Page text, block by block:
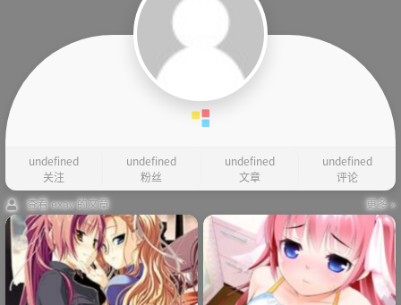
undefined
关注
undefined
粉丝
undefined
文章
undefined
评论
查看 exav 的文章
更多 »